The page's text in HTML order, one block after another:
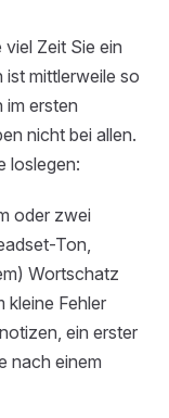
Zeit Sie ein
ist mittlerweile so
im ersten
nicht bei allen.
loslegen:
oder zwei
Ton,
Wortschatz
kleine Fehler
ein erster
nach einem